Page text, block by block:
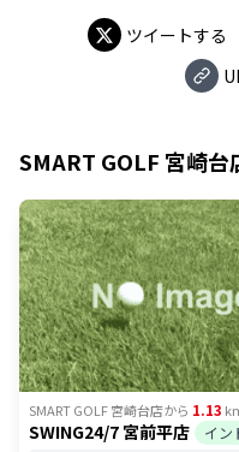
ツイートする
SMART GOLF 宮崎台
SMART GOLF 宮崎台店から 1.13
SWING24/7 宮前平店
イン